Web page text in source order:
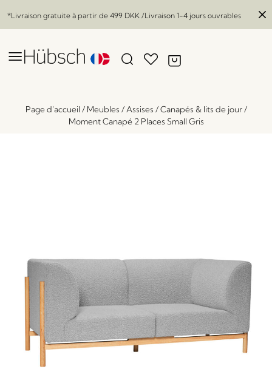
*Livraison gratuite à partir de 499 DKK /Livraison 1-4 jours ouvrables
Page d'accueil / Meubles / Assises /Canapés & lits de jour/
Moment Canapé 2 Places Small Gris